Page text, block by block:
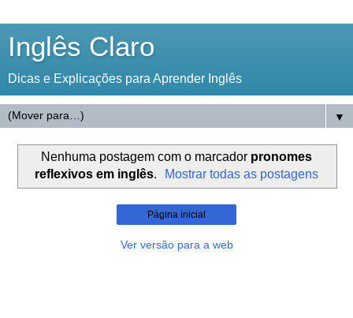
Inglês Claro
Dicas e Explicações para Aprender Inglês
▼
Nenhuma postagem com o marcador pronomes
reflexivos em inglês. Mostrar todas as postagens
Página inicial
Ver versão para a web